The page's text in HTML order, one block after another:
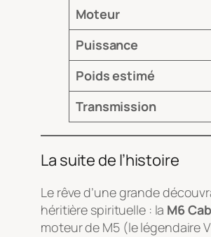
Moteur
Puissance
Poids estimé
Transmission
La suite de l’histoire
Le rêve d’une grande
héritière spirituelle : la M6
moteur de M5 (le légendaire